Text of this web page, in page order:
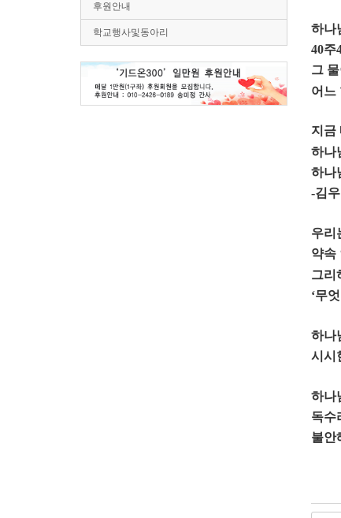
후원안내
학교행사및동아리 하나
40주
그
어느
지금
하나
하나
-김
우리
약속
그리
‘무엇
하나
시시
하나
독수
불안